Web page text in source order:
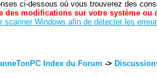
ci-dessous où vous trouverez des
des modifications sur votre système
scanner Windows afin de détecter les
Index du Forum ->